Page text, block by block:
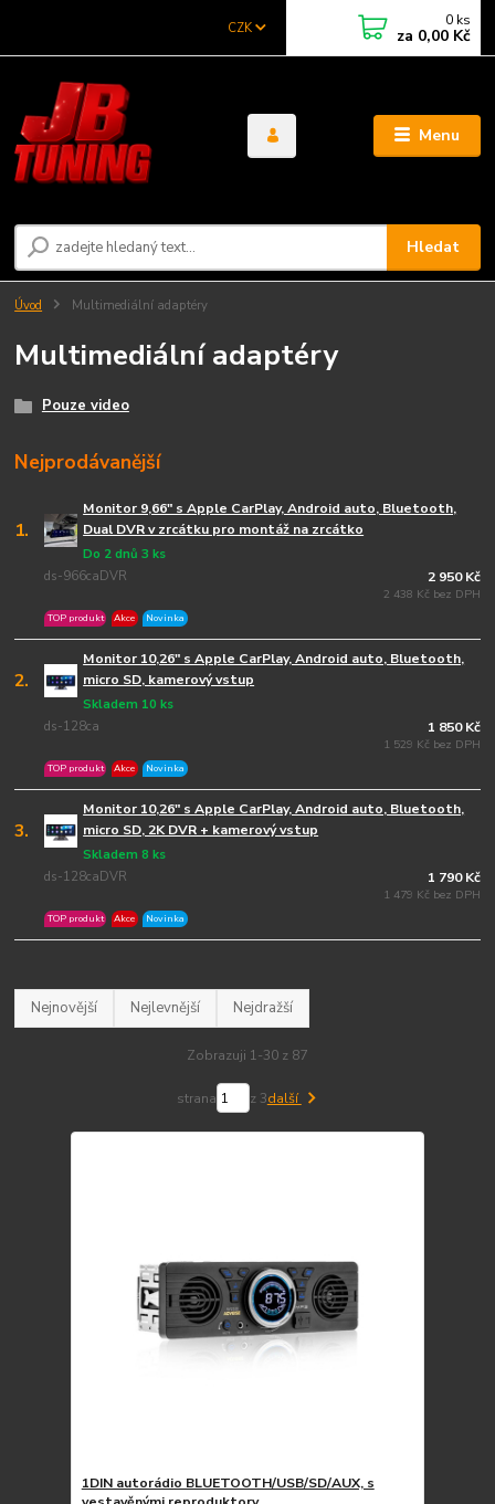
Menu
CZK
Hledat
0 ks
za 0,00 Kč
Úvod Multimediální adaptéry
Multimediální adaptéry
Pouze video
Nejprodávanější
1.
Monitor 9,66" s Apple CarPlay, Android auto, Bluetooth,
Dual DVR v zrcátku pro montáž na zrcátko
ds-966caDVR
Do 2 dnů 3 ks
TOP produkt Akce Novinka
2 950 Kč
2 438 Kč bez DPH
2.
Monitor 10,26" s Apple CarPlay, Android auto, Bluetooth,
micro SD, kamerový vstup
ds-128ca
Skladem 10 ks
TOP produkt Akce Novinka
1 850 Kč
1 529 Kč bez DPH
3.
Monitor 10,26" s Apple CarPlay, Android auto, Bluetooth,
micro SD, 2K DVR + kamerový vstup
ds-128caDVR
Skladem 8 ks
TOP produkt Akce Novinka
1 790 Kč
1 479 Kč bez DPH
Nejnovější Nejlevnější Nejdražší
Zobrazuji 1-30 z 87
strana z 3další
1DIN autorádio BLUETOOTH/USB/SD/AUX, s